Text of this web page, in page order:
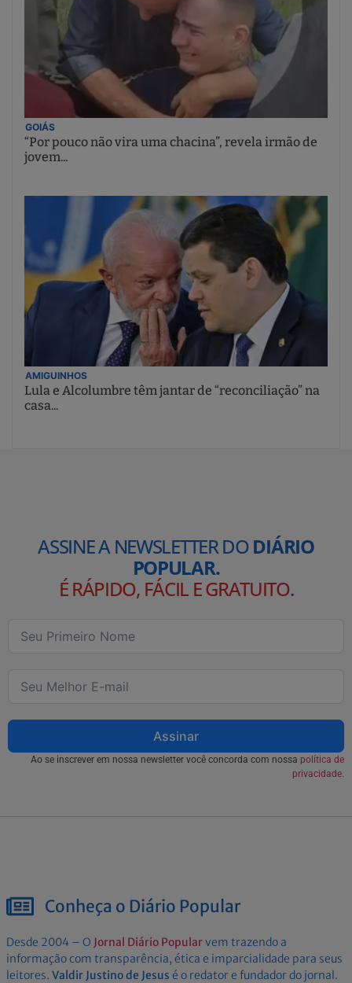
GOIÁS
“Por pouco não vira uma chacina”, revela irmão de
jovem...
AMIGUINHOS
Lula e Alcolumbre têm jantar de “reconciliação” na
casa...
ASSINE A NEWSLETTER DODIÁRIO
POPULAR.
É RÁPIDO, FÁCIL E GRATUITO.
Assinar
Ao se inscrever em nossa newsletter você concorda com nossa política de
privacidade.
Conheça o Diário Popular
Desde 2004 – O Jornal Diário Popularvem trazendo a
informação com transparência, ética e imparcialidade para seus
leitores. Valdir Justino de Jesus é o redator e fundador do jornal.